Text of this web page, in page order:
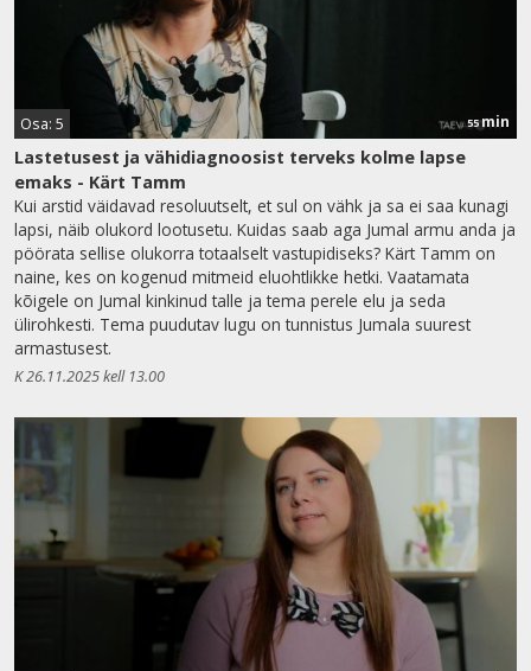
Osa: 5 55min
Lastetusest ja vähidiagnoosist terveks kolme lapse
emaks - Kärt Tamm
Kui arstid väidavad resoluutselt, et sul on vähk ja sa ei saa kunagi
lapsi, näib olukord lootusetu. Kuidas saab aga Jumal armu anda ja
pöörata sellise olukorra totaalselt vastupidiseks? Kärt Tamm on
naine, kes on kogenud mitmeid eluohtlikke hetki. Vaatamata
kõigele on Jumal kinkinud talle ja tema perele elu ja seda
ülirohkesti. Tema puudutav lugu on tunnistus Jumala suurest
armastusest.
K 26.11.2025 kell 13.00